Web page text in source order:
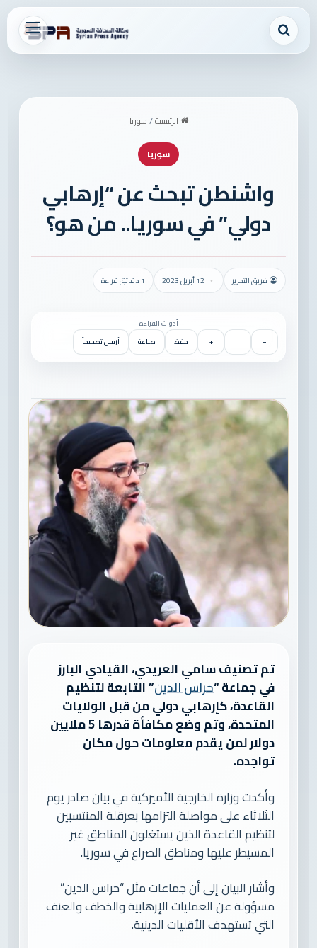
القائمة بحث عن
الرئيسية/سوريا
سوريا
واشنطن تبحث عن “إرهابي
دولي” في سوريا.. من هو؟
فريق التحرير 12 أبريل 2023 1 دقائق قراءة
أدوات القراءة
−
١ + حفظ طباعة أرسل تصحيحاً
تم تصنيف سامي العريدي، القيادي البارز
في جماعة “حراس الدين” التابعة لتنظيم
القاعدة، كإرهابي دولي من قبل الولايات
المتحدة، وتم وضع مكافأة قدرها 5 ملايين
دولار لمن يقدم معلومات حول مكان
تواجده.
وأكدت وزارة الخارجية الأميركية في بيان صادر يوم
الثلاثاء على مواصلة التزامها بعرقلة المنتسبين
لتنظيم القاعدة الذين يستغلون المناطق غير
المسيطر عليها ومناطق الصراع في سوريا.
وأشار البيان إلى أن جماعات مثل “حراس الدين”
مسؤولة عن العمليات الإرهابية والخطف والعنف
التي تستهدف الأقليات الدينية.